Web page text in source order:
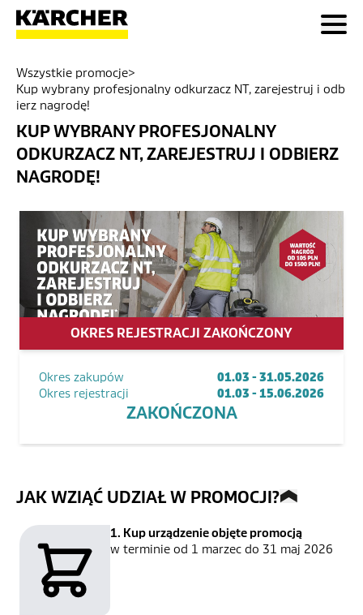
Wszystkie promocje>
Kup wybrany profesjonalny odkurzacz NT, zarejestruj i odb
ierz nagrodę!
KUP WYBRANY PROFESJONALNY
ODKURZACZ NT, ZAREJESTRUJ I ODBIERZ
NAGRODĘ!
OKRES REJESTRACJI ZAKOŃCZONY
Okres zakupów
01.03 - 31.05.2026
Okres rejestracji
01.03 - 15.06.2026
ZAKOŃCZONA
JAK WZIĄĆ UDZIAŁ W PROMOCJI?
1. Kup urządzenie objęte promocją
w terminie od 1 marzec do 31 maj 2026